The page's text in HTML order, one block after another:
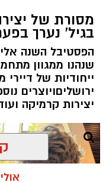
ניצ'קו נימ נה עם מי
הפרטית של הבנק
אותה בתקופה של
בתפקידו האחרון
הפרטית של הבנק
מסורת של
בגיל' נערך
הפסטיבל השנה
שנהנו ממגוון
ייחודיות של דיירי
ירושליםויוצרים
יצירות קרמיקה